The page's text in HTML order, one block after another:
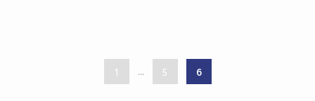
1 ... 5 6